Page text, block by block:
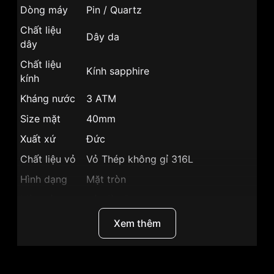
Dòng máy
Pin / Quartz
Chất liệu
dây
Dây da
Chất liệu
kính
Kính sapphire
Kháng nước
3 ATM
Size mặt
40mm
Xuất xứ
Đức
Chất liệu vỏ
Vỏ Thép không gỉ 316L
Hình dạng
Mặt tròn
Classic cổ điển
Lịch tuần trăng, Lịch thứ, Lịch ngày,
Xem thêm